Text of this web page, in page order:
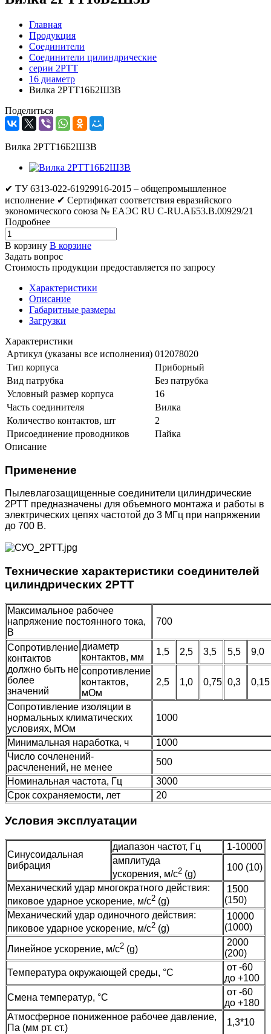
Главная
Продукция
Соединители
Соединители цилиндрические
серии 2РТТ
16 диаметр
Вилка 2РТТ16Б2Ш3В
Поделиться
Вилка 2РТТ16Б2Ш3В
✔ ТУ 6313-022-61929916-2015 – общепромышленное
исполнение ✔ Сертификат соответствия евразийского
экономического союза № ЕАЭС RU C-RU.АБ53.В.00929/21
Подробнее
В корзину В корзине
Задать вопрос
Стоимость продукции предоставляется по запросу
Характеристики
Описание
Габаритные размеры
Загрузки
Характеристики
Артикул (указаны все исполнения) 012078020
Тип корпуса
Приборный
Вид патрубка
Без патрубка
Условный размер корпуса
16
Часть соединителя
Вилка
Количество контактов, шт
2
Присоединение проводников
Пайка
Описание
Применение
Пылевлагозащищенные соединители цилиндрические
2РТТ предназначены для объемного монтажа и работы в
электрических цепях частотой до 3 МГц при напряжении
до 700 В.
Технические характеристики соединителей
цилиндрических 2РТТ
Максимальное рабочее
напряжение постоянного тока,
В
700
Сопротивление
контактов
должно быть не
более
значений
диаметр
контактов, мм
1,5 2,5 3,5 5,5
9,0
сопротивление
контактов,
мОм
2,5 1,0 0,75 0,3
Сопротивление изоляции в
нормальных климатических
условиях, МОм
1000
Минимальная наработка, ч
1000
Число сочленений-
расчленений, не менее
500
Номинальная частота, Гц
3000
Срок сохраняемости, лет
20
Условия эксплуатации
Синусоидальная
вибрация
диапазон частот, Гц
1-10000
амплитуда
ускорения, м/с2 (g)
100 (10)
Механический удар многократного действия:
пиковое ударное ускорение, м/с2 (g)
1500
(150)
Механический удар одиночного действия:
пиковое ударное ускорение, м/с2 (g)
10000
(1000)
Линейное ускорение, м/с2 (g)
2000
(200)
Температура окружающей среды, °C
от -60
до +100
Смена температур, °C
от -60
до +180
Атмосферное пониженное рабочее давление,
Па (мм рт. ст.)
1,3*10